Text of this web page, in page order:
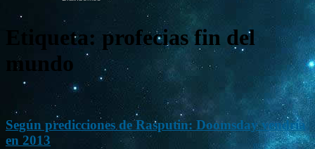
Etiqueta: profecias fin del
mundo
Según predicciones de Rasputin: Doomsday vendría
en 2013